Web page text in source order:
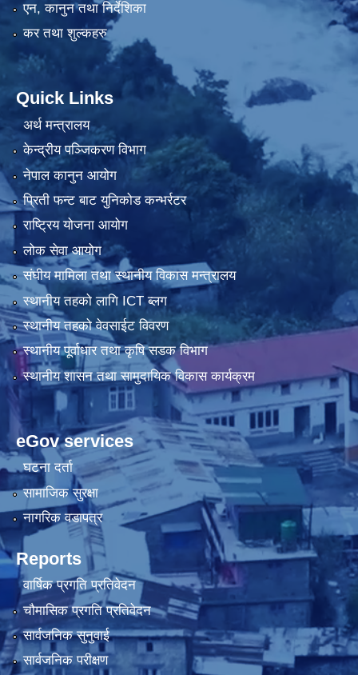
एन, कानुन तथा निर्देशिका
कर तथा शुल्कहरु
Quick Links
अर्थ मन्त्रालय
केन्द्रीय पञ्जिकरण विभाग
नेपाल कानुन आयोग
प्रिती फन्ट बाट युनिकोड कन्भर्रटर
राष्ट्रिय योजना आयोग
लोक सेवा आयोग
संघीय मामिला तथा स्थानीय विकास मन्त्रालय
स्थानीय तहको लागि ICT ब्लग
स्थानीय तहको वेवसाईट विवरण
स्थानीय पूर्वाधार तथा कृषि सडक विभाग
स्थानीय शासन तथा सामुदायिक विकास कार्यक्रम
eGov services
घटना दर्ता
सामाजिक सुरक्षा
नागरिक वडापत्र
Reports
वार्षिक प्रगति प्रतिवेदन
चौमासिक प्रगति प्रतिवेदन
सार्वजनिक सुनुवाई
सार्वजनिक परीक्षण